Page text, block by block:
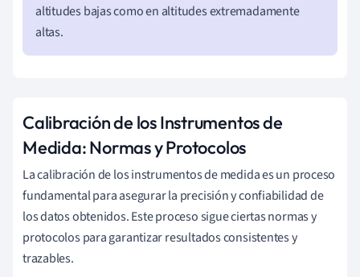
altitudes bajas como en altitudes extremadamente
altas.
Calibración de los Instrumentos de
Medida: Normas y Protocolos
La calibración de los instrumentos de medida es un proceso
fundamental para asegurar la precisión y confiabilidad de
los datos obtenidos. Este proceso sigue ciertas normas y
protocolos para garantizar resultados consistentes y
trazables.